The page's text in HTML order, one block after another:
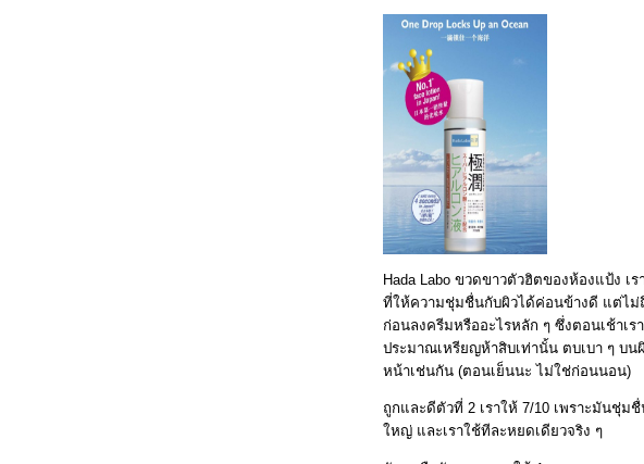
Hada Labo ขวดขาวตัวฮิตของห้องแป้ง
ที่ให้ความชุ่มชื่นกับผิวได้ค่อนข้างดี แต่ไม่
ก่อนลงครีมหรืออะไรหลัก ๆ ซึ่งตอนเช้าเ
ประมาณเหรียญห้าสิบเท่านั้น ตบเบา ๆ บ
หน้าเช่นกัน (ตอนเย็นนะ ไม่ใช่ก่อนนอน)
ถูกและดีตัวที่ 2 เราให้ 7/10 เพราะมันชุ่ม
หญ่ และเราใช้ทีละหยดเดียวจริง ๆ